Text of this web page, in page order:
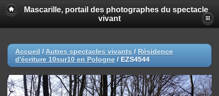
Mascarille, portail des photographes du spectacle
vivant
Accueil / Autres spectacles vivants / Résidence
d'écriture 10sur10 en Pologne / EZS4544